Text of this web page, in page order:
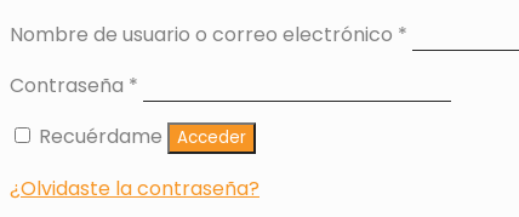
Nombre de usuario o correo electrónico *
Contraseña *
Recuérdame
Acceder
¿Olvidaste la contraseña?